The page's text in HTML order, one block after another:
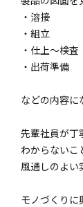
・溶接
・組立
・仕上～検査
・出荷準備
などの内容に
先輩社員が丁
わからないこ
風通しのよい
モノづくりに